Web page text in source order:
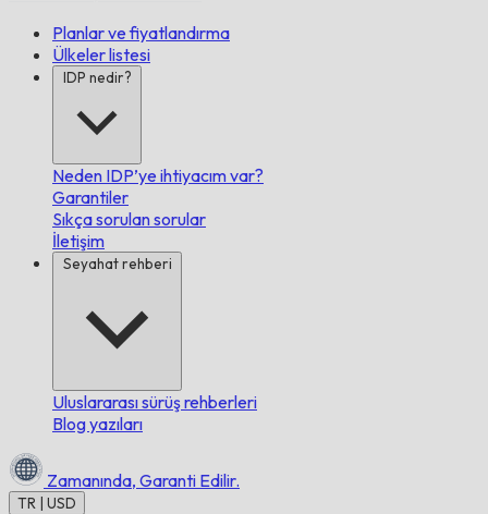
Planlar ve fiyatlandırma
Ülkeler listesi
IDP nedir?
Neden IDP’ye ihtiyacım var?
Garantiler
Sıkça sorulan sorular
İletişim
Seyahat rehberi
Uluslararası sürüş rehberleri
Blog yazıları
Zamanında, Garanti Edilir.
TR | USD